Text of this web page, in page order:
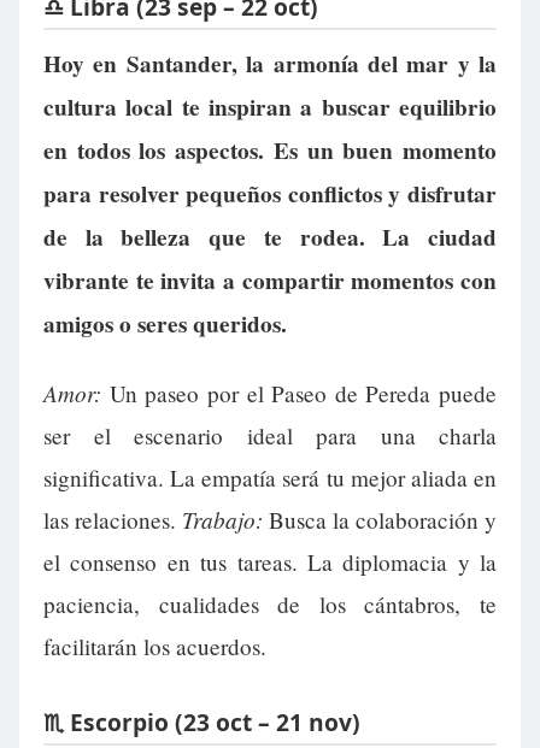
♎ Libra (23 sep – 22 oct)
Hoy en Santander, la armonía del mar y la
cultura local te inspiran a buscar equilibrio
en todos los aspectos. Es un buen momento
para resolver pequeños conflictos y disfrutar
de la belleza que te rodea. La ciudad
vibrante te invita a compartir momentos con
amigos o seres queridos.
Amor: Un paseo por el Paseo de Pereda puede
ser el escenario ideal para una charla
significativa. La empatía será tu mejor aliada en
las relaciones. Trabajo: Busca la colaboración y
el consenso en tus tareas. La diplomacia y la
paciencia, cualidades de los cántabros, te
facilitarán los acuerdos.
♏ Escorpio (23 oct – 21 nov)